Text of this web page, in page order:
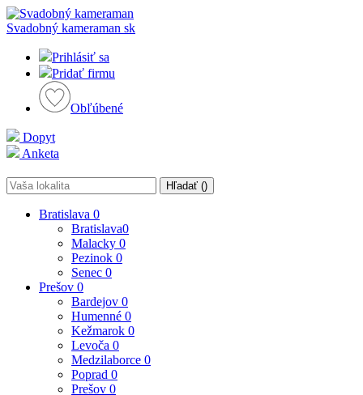
Svadobný kameraman sk
Prihlásiť sa
Pridať firmu
Obľúbené
Dopyt
Anketa
Hľadať ()
Bratislava 0
Bratislava0
Malacky 0
Pezinok 0
Senec 0
Prešov 0
Bardejov 0
Humenné 0
Kežmarok 0
Levoča 0
Medzilaborce 0
Poprad 0
Prešov 0